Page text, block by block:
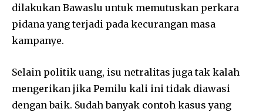
dilakukan Bawaslu untuk memutuskan perkara
pidana yang terjadi pada kecurangan masa
kampanye.
Selain politik uang, isu netralitas juga tak kalah
mengerikan jika Pemilu kali ini tidak diawasi
dengan baik. Sudah banyak contoh kasus yang